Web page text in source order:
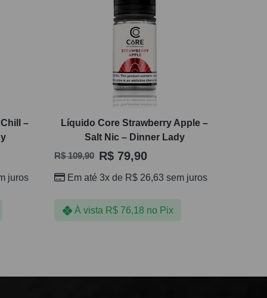
–
juros
Líquido Core Strawberry Apple –
Salt Nic – Dinner Lady
R$109,90 R$79,90
Em até 3x de R$26,63 sem juros
À vista R$76,18 no Pix